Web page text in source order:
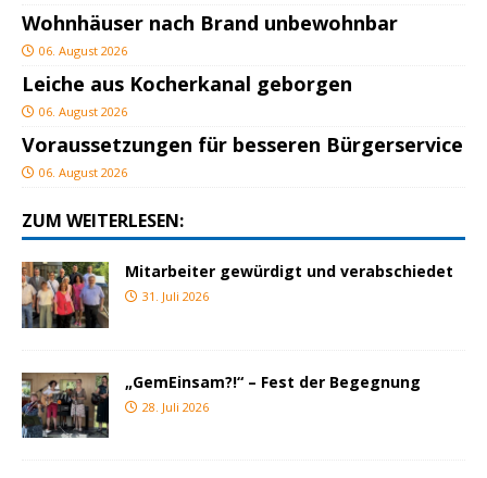
Wohnhäuser nach Brand unbewohnbar
06. August 2026
Leiche aus Kocherkanal geborgen
06. August 2026
Voraussetzungen für besseren Bürgerservice
06. August 2026
ZUM WEITERLESEN:
Mitarbeiter gewürdigt und verabschiedet
31. Juli 2026
„GemEinsam?!“ – Fest der Begegnung
28. Juli 2026